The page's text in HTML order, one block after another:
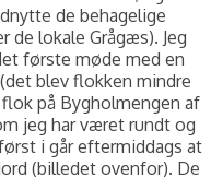
de behagelige
de lokale Grågæs). Jeg
første møde med en
blev flokken mindre
på Bygholmengen af
jeg har været rundt og
i går eftermiddags at
(billedet ovenfor). De